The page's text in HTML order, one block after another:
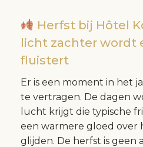
Herfst bij Hôtel
licht zachter wordt
fluistert
Er is een moment in het
te vertragen. De dagen
lucht krijgt die typische
een warmere gloed over
glijden. De herfst is geen